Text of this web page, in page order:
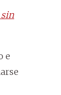
sin
e